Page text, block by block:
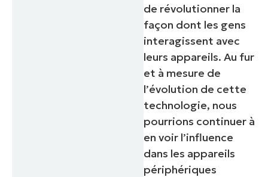
de révolutionner la
façon dont les gens
interagissent avec
leurs appareils. Au fur
et à mesure de
l’évolution de cette
technologie, nous
pourrions continuer à
en voir l’influence
dans les appareils
périphériques